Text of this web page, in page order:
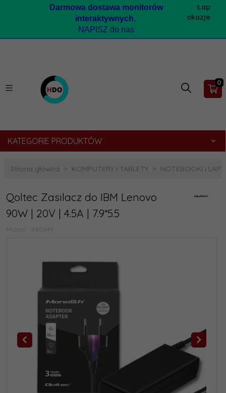
Darmowa dostawa monitorów
interaktywnych.
NAPISZ do nas
Łap
okazje
0
KATEGORIE PRODUKTÓW
Strona główna KOMPUTERY i TABLETY NOTEBOOKI i
Qoltec Zasilacz do IBM Lenovo
90W | 20V | 4.5A | 7.9*5.5
Model: 480644